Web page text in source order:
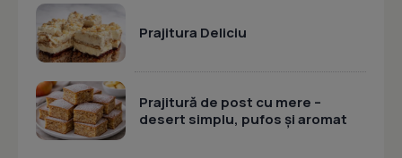
Prajitura Deliciu
Prajitură de post cu mere –
desert simplu, pufos și aromat